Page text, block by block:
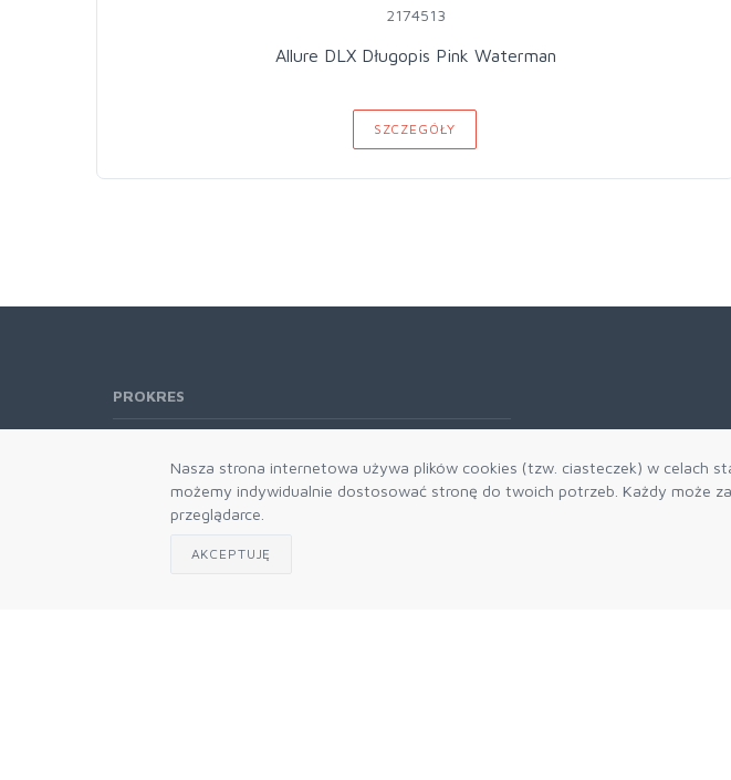
Nasza strona internetowa używa plików cookies (tzw. ciasteczek) w celach
możemy indywidualnie dostosować stronę do twoich potrzeb. Każdy może
przeglądarce.
AKCEPTUJĘ
2174513
Allure DLX Długopis Pink Waterman
SZCZEGÓŁY
PROKRES
61 866-92-98
666-021-660
Dział handlowy email: prokres@prokres.pl